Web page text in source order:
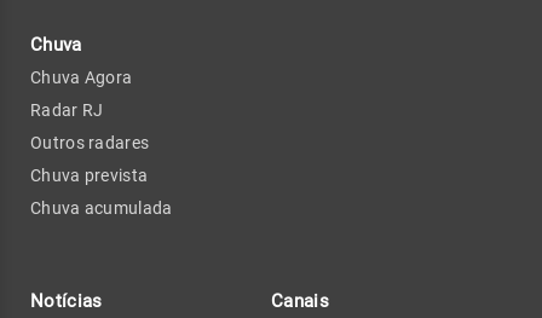
Chuva
Chuva Agora
Radar RJ
Outros radares
Chuva prevista
Chuva acumulada
Notícias Canais